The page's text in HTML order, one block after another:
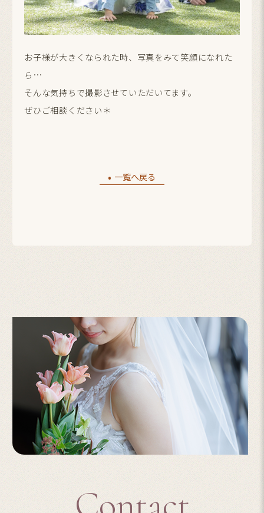
お子様が大きくなられた時、写真をみて笑顔になれた
ら…
そんな気持ちで撮影させていただいてます。
ぜひご相談ください＊
一覧へ戻る